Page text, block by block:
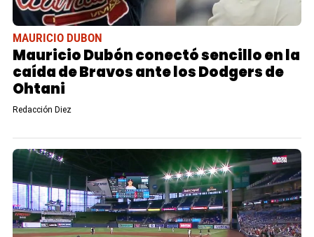
MAURICIO DUBON
Mauricio Dubón conectó sencillo en la
caída de Bravos ante los Dodgers de
Ohtani
Redacción Diez